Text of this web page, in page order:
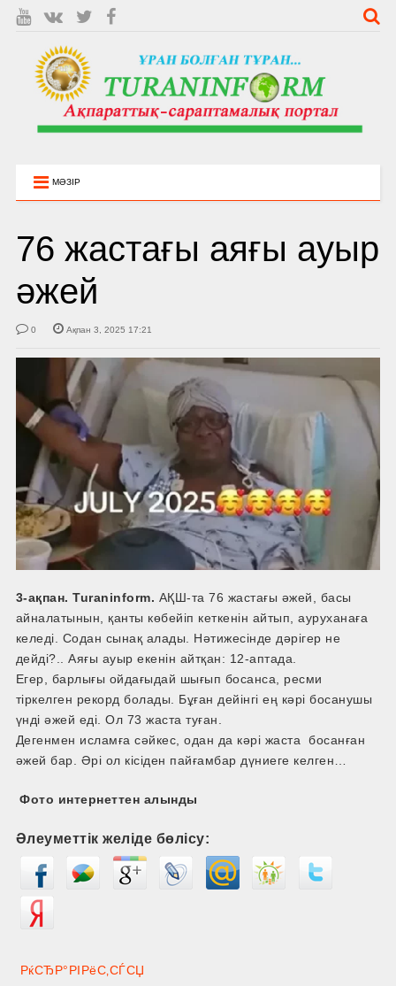
МӘЗІР
76 жастағы аяғы ауыр
әжей
0 Ақпан 3, 2025 17:21
3-ақпан. Turaninform. АҚШ-та 76 жастағы әжей, басы
айналатынын, қанты көбейіп кеткенін айтып, ауруханаға
келеді. Содан сынақ алады. Нәтижесінде дәрігер не
дейді?.. Аяғы ауыр екенін айтқан: 12-аптада.
Егер, барлығы ойдағыдай шығып босанса, ресми
тіркелген рекорд болады. Бұған дейінгі ең кәрі босанушы
үнді әжей еді. Ол 73 жаста туған.
Дегенмен исламға сәйкес, одан да кәрі жаста босанған
әжей бар. Әрі ол кісіден пайғамбар дүниеге келген…
Фото интернеттен алынды
Әлеуметтік желіде бөлісу:
РќСЂР°РІРёС‚СЃСЏ